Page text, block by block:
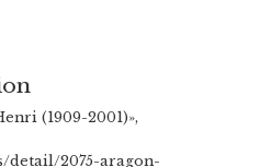
(1909-2001)»,
detail/2075-aragon-